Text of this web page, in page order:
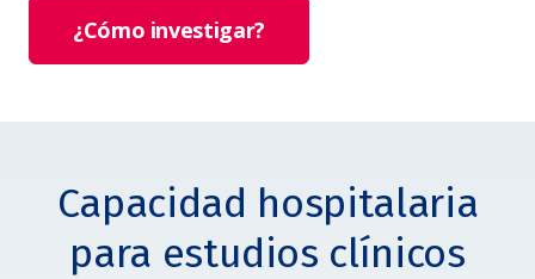
¿Cómo investigar?
Capacidad hospitalaria
para estudios clínicos